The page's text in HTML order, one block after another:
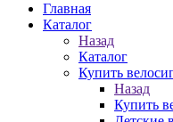
Главная
Каталог
Назад
Каталог
Купить
Назад
Купить